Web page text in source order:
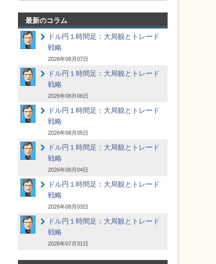
最新のコラム
ドル円１時間足：大局観とトレード
戦略
2026年08月07日
ドル円１時間足：大局観とトレード
戦略
2026年08月06日
ドル円１時間足：大局観とトレード
戦略
2026年08月05日
ドル円１時間足：大局観とトレード
戦略
2026年08月04日
ドル円１時間足：大局観とトレード
戦略
2026年08月03日
ドル円１時間足：大局観とトレード
戦略
2026年07月31日